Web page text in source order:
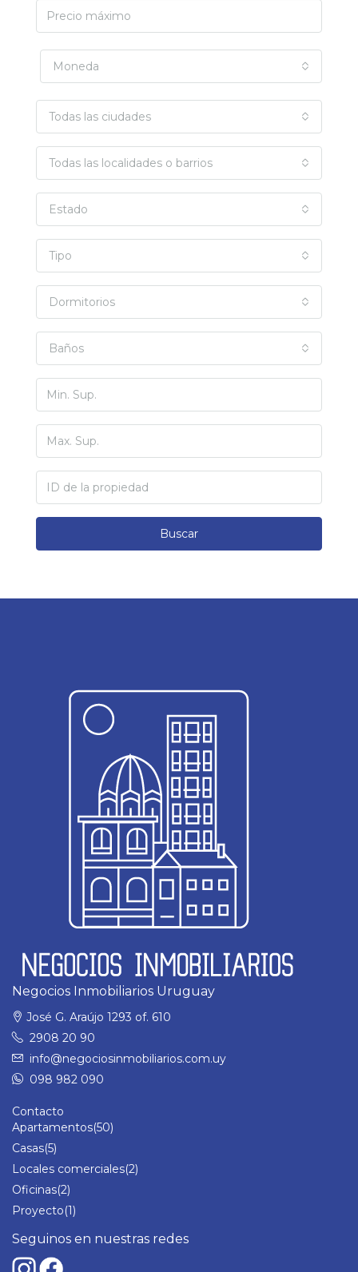
Moneda
Todas las ciudades
Todas las localidades o barrios
Estado
Tipo
Dormitorios
Baños
Buscar
Negocios Inmobiliarios Uruguay
José G. Araújo 1293 of. 610
2908 20 90
info@negociosinmobiliarios.com.uy
098 982 090
Contacto
Apartamentos(50)
Casas(5)
Locales comerciales(2)
Oficinas(2)
Proyecto(1)
Seguinos en nuestras redes